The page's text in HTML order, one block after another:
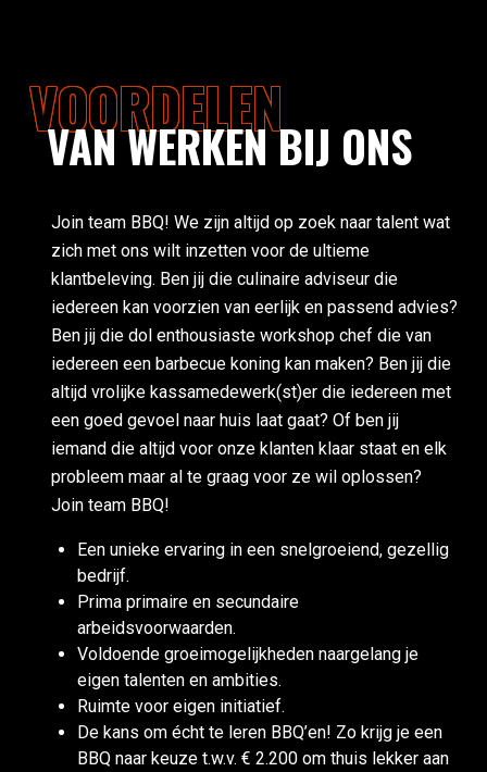
VOORDELEN
VAN WERKEN BIJ ONS
Join team BBQ! We zijn altijd op zoek naar talent wat
zich met ons wilt inzetten voor de ultieme
klantbeleving. Ben jij die culinaire adviseur die
iedereen kan voorzien van eerlijk en passend advies?
Ben jij die dol enthousiaste workshop chef die van
iedereen een barbecue koning kan maken? Ben jij die
altijd vrolijke kassamedewerk(st)er die iedereen met
een goed gevoel naar huis laat gaat? Of ben jij
iemand die altijd voor onze klanten klaar staat en elk
probleem maar al te graag voor ze wil oplossen?
Join team BBQ!
Een unieke ervaring in een snelgroeiend, gezellig
bedrijf.
Prima primaire en secundaire
arbeidsvoorwaarden.
Voldoende groeimogelijkheden naargelang je
eigen talenten en ambities.
Ruimte voor eigen initiatief.
De kans om écht te leren BBQ’en! Zo krijg je een
BBQ naar keuze t.w.v. € 2.200 om thuis lekker aan